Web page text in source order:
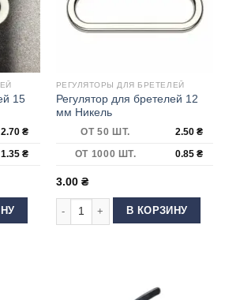
15
2.70 ₴
1.35 ₴
для бретелей 15 мм Белый
РЕГУЛЯТОРЫ ДЛЯ БРЕТЕЛЕЙ
Регулятор для бретелей 12
мм Никель
ОТ 50 ШТ. 2.50 ₴
ОТ 1000 ШТ.
0.85 ₴
3.00 ₴
Количество товара Регулятор
В КОРЗИНУ